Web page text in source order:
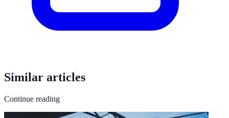
Similar articles
Continue reading